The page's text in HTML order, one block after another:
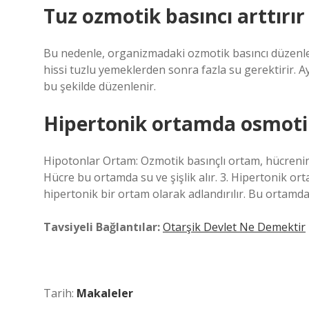
Tuz ozmotik basıncı arttırır
Bu nedenle, organizmadaki ozmotik basıncı
hissi tuzlu yemeklerden sonra fazla su gerektirir.
bu şekilde düzenlenir.
Hipertonik ortamda
Hipotonlar Ortam: Ozmotik basınçlı ortam,
Hücre bu ortamda su ve şişlik alır. 3. Hipertonik
hipertonik bir ortam olarak adlandırılır. Bu
Tavsiyeli Bağlantılar:Otarşik Devlet Ne Demektir
Tarih: Makaleler